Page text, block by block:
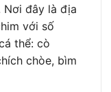
Nơi đây là địa
với số
thể: cò
chòe, bìm